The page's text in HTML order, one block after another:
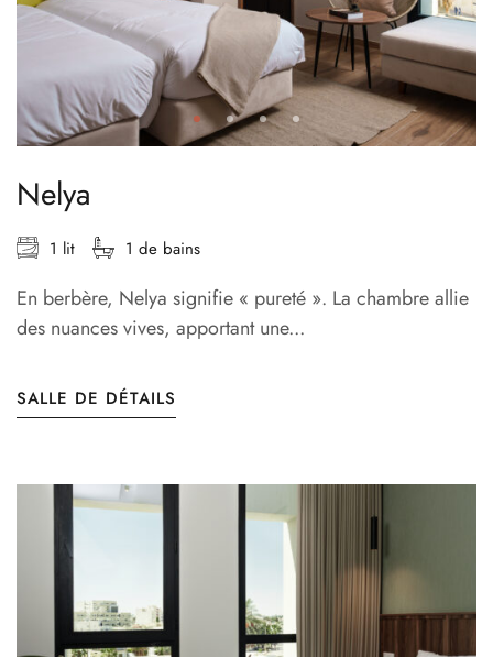
Nelya
1 lit 1 de bains
En berbère, Nelya signifie « pureté ». La chambre allie
des nuances vives, apportant une...
SALLE DE DÉTAILS